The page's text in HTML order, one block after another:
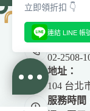
電話：
02-2508-
地址：
104 台北
服務時間
立即領折扣 👇
連結 LINE 帳